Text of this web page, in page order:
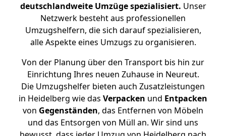
deutschlandweite Umzüge spezialisiert. Unser
Netzwerk besteht aus professionellen
Umzugshelfern, die sich darauf spezialisieren,
alle Aspekte eines Umzugs zu organisieren.
Von der Planung über den Transport bis hin zur
Einrichtung Ihres neuen Zuhause in Neureut.
Die Umzugshelfer bieten auch Zusatzleistungen
in Heidelberg wie das Verpacken und Entpacken
von Gegenständen, das Entfernen von Möbeln
und das Entsorgen von Müll an. Wir sind uns